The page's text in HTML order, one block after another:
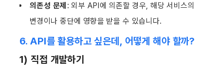
의존성 문제 : 외부 API에 의존할 경우, 해당 서비스의
변경이나 중단에 영향을 받을 수 있습니다.
6. API를 활용하고 싶은데, 어떻게 해야 할까?
1) 직접 개발하기